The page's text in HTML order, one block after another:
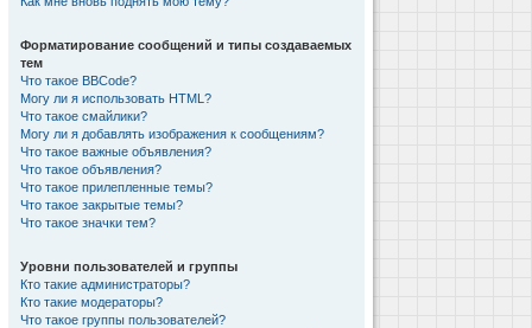
Форматирование сообщений и типы создаваемых
тем
Что такое BBCode?
Могу ли я использовать HTML?
Что такое смайлики?
Могу ли я добавлять изображения к сообщениям?
Что такое важные объявления?
Что такое объявления?
Что такое прилепленные темы?
Что такое закрытые темы?
Что такое значки тем?
Уровни пользователей и группы
Кто такие администраторы?
Кто такие модераторы?
Что такое группы пользователей?